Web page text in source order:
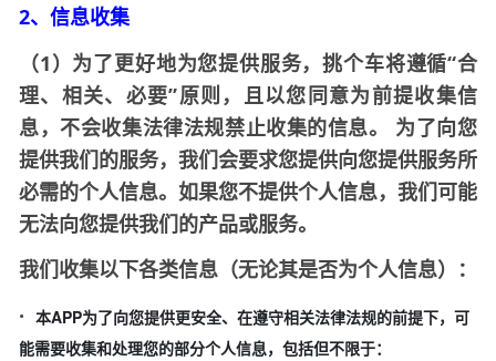
2、信息收集
（1）为了更好地为您提供服务，挑个车将遵循“合
理、相关、必要”原则，且以您同意为前提收集信
息，不会收集法律法规禁止收集的信息。
为了向您
提供我们的服务，我们会要求您提供向您提供服务所
必需的个人信息。如果您不提供个人信息，我们可能
无法向您提供我们的产品或服务。
我们收集以下各类信息（无论其是否为个人信息）：
· 本APP为了向您提供更安全、在遵守相关法律法规的前提下，可
能需要收集和处理您的部分个人信息，包括但不限于：